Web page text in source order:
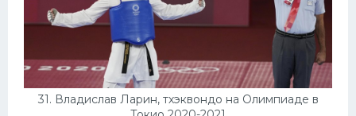
31. Владислав Ларин, тхэквондо на Олимпиаде в